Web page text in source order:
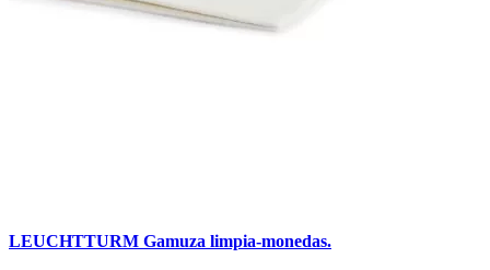
LEUCHTTURM Gamuza limpia-monedas.